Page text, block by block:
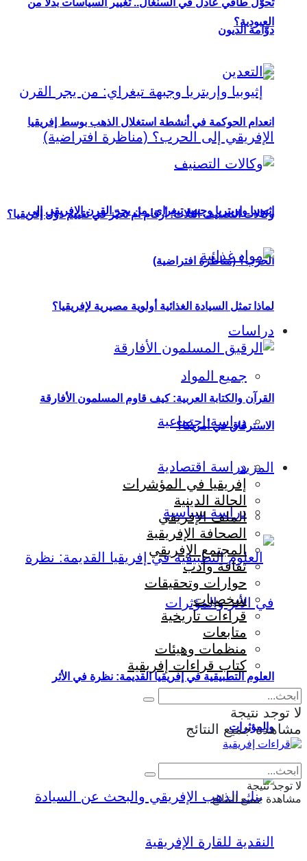
العبودية؟
إثيوبيا وإريتريا وجبهة تيغراي: من يجر القرن الإفريقي إلى
الحرب؟ (مناظرة افتراضية)
دراسات
جميع المواد
دراسة اجتماعية
دراسة اقتصادية
دراسة سياسية
العلوم التطبيقية في إفريقيا القديمة: نظرة في الأثر
والمؤثرات
تحوُّل طاقي عادل في السنغال.. تغيير السياسات بدلاً من
دوّامة الديون
انعدام الحوكمة في أنشطة استغلال الذهب بوسط إفريقيا
وكالات التصنيف الثلاث: أرقام أم تحيّز في تقييم دول إفريقيا؟
لماذا تمثل السيادة الغذائية أولوية مصيرية لإفريقيا؟
القرآن والكتابة العربية: كيف قاوم المسلمون الأفارقة
الاسترقاق في أمريكا؟
المزيد
إفريقيا في المؤشرات
الحالة الدينية
الملف الإفريقي
الصحافة الإفريقية
المجتمع الإفريقي
ثقافة وأدب
حوارات وتحقيقات
شخصيات
قراءات تاريخية
متابعات
منظمات وهيئات
كتاب قراءات إفريقية
لا توجد نتيجة
مشاهدة جميع النتائج
لا توجد نتيجة
مشاهدة جميع النتائج